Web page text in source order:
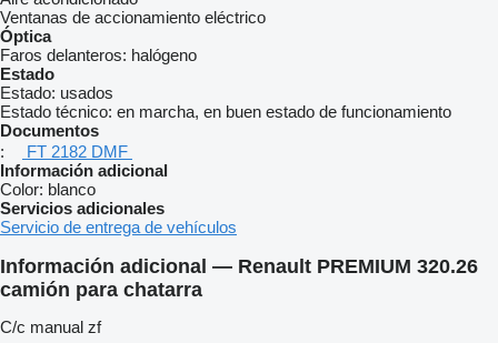
Ventanas de accionamiento eléctrico
Óptica
Faros delanteros: halógeno
Estado
Estado: usados
Estado técnico: en marcha, en buen estado de funcionamiento
Documentos
:
FT 2182 DMF
Información adicional
Color: blanco
Servicios adicionales
Servicio de entrega de vehículos
Información adicional — Renault PREMIUM 320.26
camión para chatarra
C/c manual zf